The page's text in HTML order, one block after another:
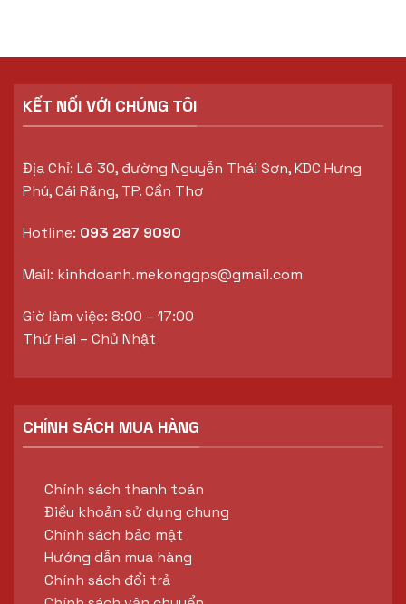
KẾT NỐI VỚI CHÚNG TÔI
Địa Chỉ: Lô 30, đường Nguyễn Thái Sơn, KDC Hưng
Phú, Cái Răng, TP. Cần Thơ
Hotline: 093 287 9090
Mail: kinhdoanh.mekonggps@gmail.com
Giờ làm việc: 8:00 – 17:00
Thứ Hai – Chủ Nhật
CHÍNH SÁCH MUA HÀNG
Chính sách thanh toán
Điều khoản sử dụng chung
Chính sách bảo mật
Hướng dẫn mua hàng
Chính sách đổi trả